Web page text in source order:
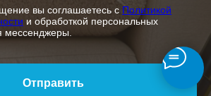
вы соглашаетесь с Политикой
и обработкой персональных
мессенджеры.
Отправить